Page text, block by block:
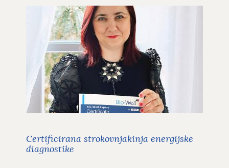
Certificirana strokovnjakinja energijske
diagnostike
Certificirana strokovnjakinja
energijske diagnostike
Navdih in motivacija
Moja pot do naziva certificirane
strokovnjakinje energijske
diagnostike Bio-well.